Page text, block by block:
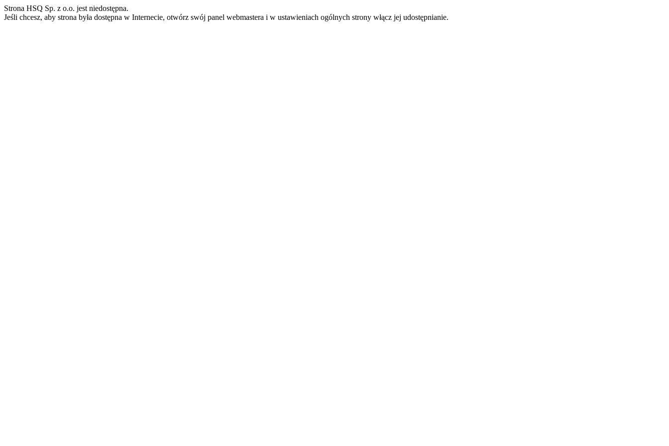
Strona HSQ Sp. z o.o. jest niedostępna.
Jeśli chcesz, aby strona była dostępna w Internecie, otwórz swój panel webmastera i w ustawieniach ogólnych strony włącz jej udostępnianie.